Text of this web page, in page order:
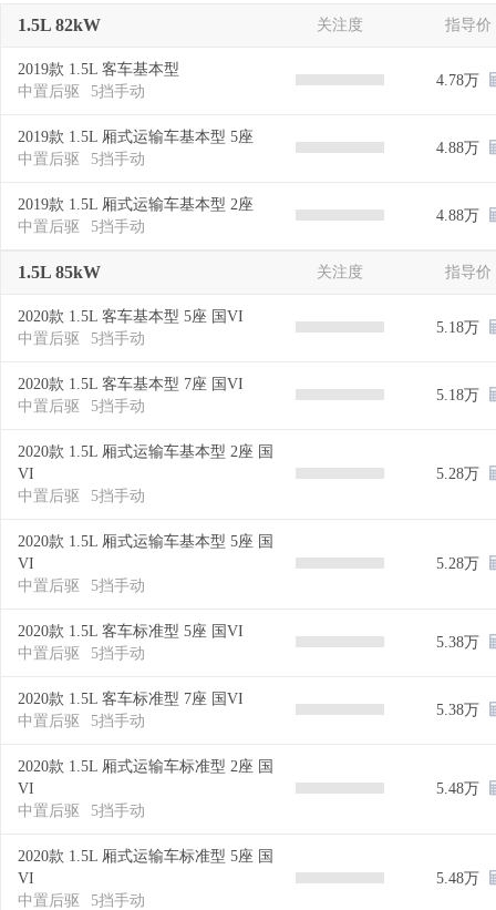
1.5L 82kW 关注度 指导价
2019款 1.5L 客车基本型
中置后驱
5挡手动
4.78万
2019款 1.5L 厢式运输车基本型 5座
中置后驱
5挡手动
4.88万
2019款 1.5L 厢式运输车基本型 2座
中置后驱
5挡手动
4.88万
1.5L 85kW 关注度 指导价
2020款 1.5L 客车基本型 5座 国VI
中置后驱
5挡手动
5.18万
2020款 1.5L 客车基本型 7座 国VI
中置后驱
5挡手动
5.18万
2020款 1.5L 厢式运输车基本型 2座 国
VI
中置后驱
5挡手动
5.28万
2020款 1.5L 厢式运输车基本型 5座 国
VI
中置后驱
5挡手动
5.28万
2020款 1.5L 客车标准型 5座 国VI
中置后驱
5挡手动
5.38万
2020款 1.5L 客车标准型 7座 国VI
中置后驱
5挡手动
5.38万
2020款 1.5L 厢式运输车标准型 2座 国
VI
中置后驱
5挡手动
5.48万
2020款 1.5L 厢式运输车标准型 5座 国
VI
中置后驱
5挡手动
5.48万